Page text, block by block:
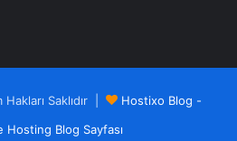
Saklıdır |
Hostixo Blog -
Hosting Blog Sayfası